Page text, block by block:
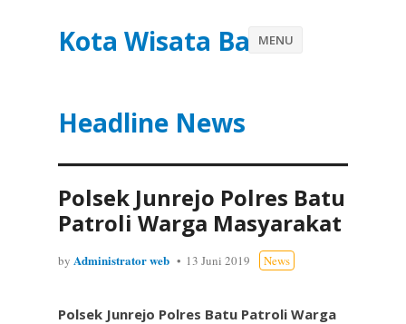
Kota Wisata Batu
Headline News
MENU
Polsek Junrejo Polres Batu
Patroli Warga Masyarakat
by Administrator web 13 Juni 2019 News
Polsek Junrejo Polres Batu Patroli Warga